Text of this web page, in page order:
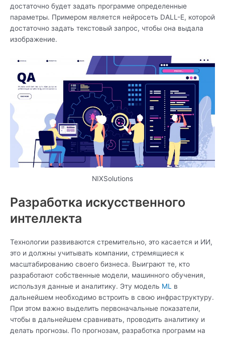
достаточно будет задать программе определенные
параметры. Примером является нейросеть DALL-E, которой
достаточно задать текстовый запрос, чтобы она выдала
изображение.
NIXSolutions
Разработка искусственного
интеллекта
Технологии развиваются стремительно, это касается и ИИ,
это и должны учитывать компании, стремящиеся к
масштабированию своего бизнеса. Выиграют те, кто
разработают собственные модели, машинного обучения,
используя данные и аналитику. Эту модель ML
в
дальнейшем необходимо встроить в свою инфраструктуру.
При этом важно выделить первоначальные показатели,
чтобы в дальнейшем сравнивать, проводить аналитику и
делать прогнозы. По прогнозам, разработка программ на